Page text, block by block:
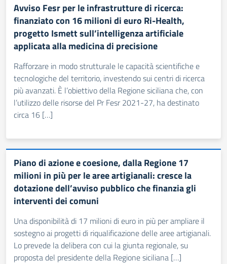
Avviso Fesr per le infrastrutture di ricerca:
finanziato con 16 milioni di euro Ri-Health,
progetto Ismett sull’intelligenza artificiale
applicata alla medicina di precisione
Rafforzare in modo strutturale le capacità scientifiche e
tecnologiche del territorio, investendo sui centri di ricerca
più avanzati. È l’obiettivo della Regione siciliana che, con
l’utilizzo delle risorse del Pr Fesr 2021-27, ha destinato
circa 16 […]
Piano di azione e coesione, dalla Regione 17
milioni in più per le aree artigianali: cresce la
dotazione dell’avviso pubblico che finanzia gli
interventi dei comuni
Una disponibilità di 17 milioni di euro in più per ampliare il
sostegno ai progetti di riqualificazione delle aree artigianali.
Lo prevede la delibera con cui la giunta regionale, su
proposta del presidente della Regione siciliana […]